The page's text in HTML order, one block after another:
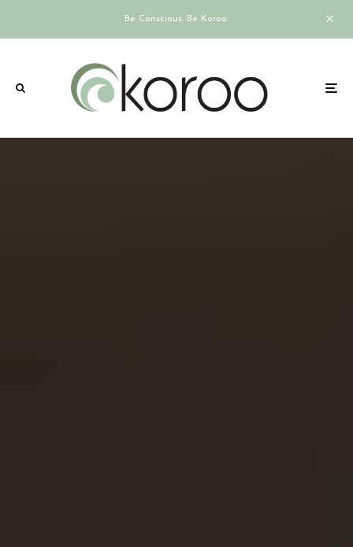
Be Conscious. Be Koroo.